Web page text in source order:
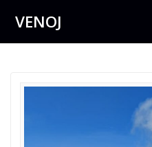
VENOJ